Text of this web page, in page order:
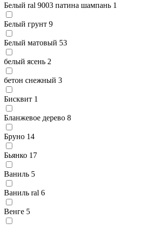
Белый ral 9003 патина шампань 1
Белый грунт 9
Белый матовый 53
белый ясень 2
бетон снежный 3
Бисквит 1
Бланжевое дерево 8
Бруно 14
Бьянко 17
Ваниль 5
Ваниль ral 6
Венге 5